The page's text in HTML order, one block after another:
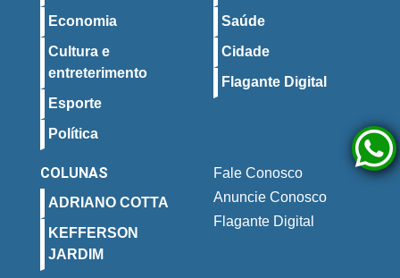
Economia
Cultura e
entreterimento
Esporte
Política
Saúde
Cidade
Flagante Digital
COLUNAS
ADRIANO COTTA
KEFFERSON
JARDIM
Fale Conosco
Anuncie Conosco
Flagante Digital